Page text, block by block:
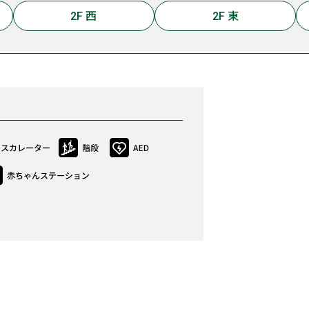
2F 西 2F 東